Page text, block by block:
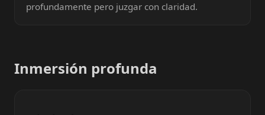
profundamente pero juzgar con claridad.
Inmersión profunda